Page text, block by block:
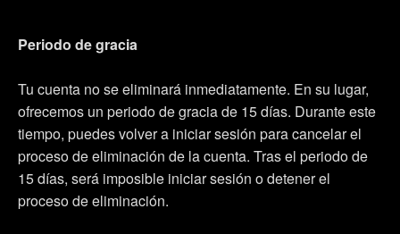
Periodo de gracia
Tu cuenta no se eliminará inmediatamente. En su lugar,
ofrecemos un periodo de gracia de 15 días. Durante este
tiempo, puedes volver a iniciar sesión para cancelar el
proceso de eliminación de la cuenta. Tras el periodo de
15 días, será imposible iniciar sesión o detener el
proceso de eliminación.